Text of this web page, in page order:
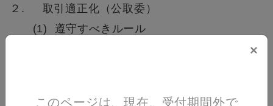
２. 取引適正化（公取委）
(1) 遵守すべきルール
×
このページは、現在、受付期間外で